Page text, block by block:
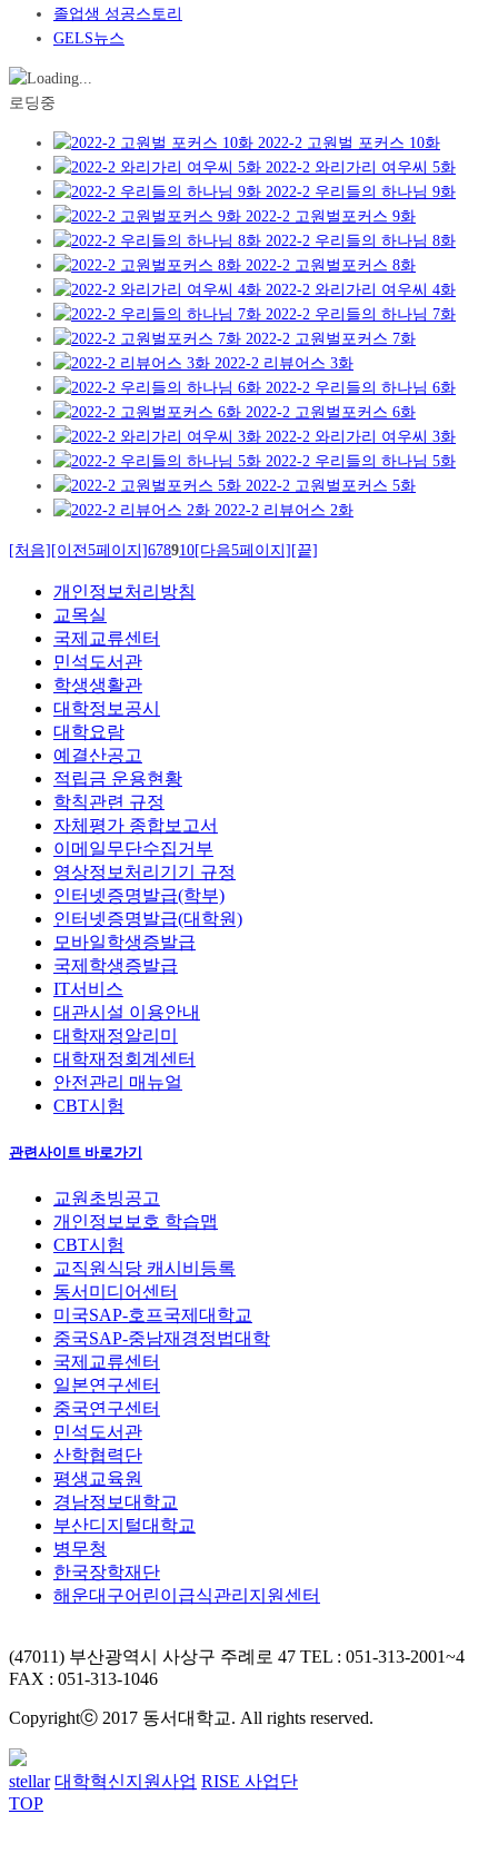
졸업생 성공스토리
GELS뉴스
로딩중
2022-2 고원벌 포커스 10화
2022-2 와리가리 여우씨 5화
2022-2 우리들의 하나님 9화
2022-2 고원벌포커스 9화
2022-2 우리들의 하나님 8화
2022-2 고원벌포커스 8화
2022-2 와리가리 여우씨 4화
2022-2 우리들의 하나님 7화
2022-2 고원벌포커스 7화
2022-2 리뷰어스 3화
2022-2 우리들의 하나님 6화
2022-2 고원벌포커스 6화
2022-2 와리가리 여우씨 3화
2022-2 우리들의 하나님 5화
2022-2 고원벌포커스 5화
2022-2 리뷰어스 2화
[처음][이전5페이지]678910[다음5페이지][끝]
개인정보처리방침
교목실
국제교류센터
민석도서관
학생생활관
대학정보공시
대학요람
예결산공고
적립금 운용현황
학칙관련 규정
자체평가 종합보고서
이메일무단수집거부
영상정보처리기기 규정
인터넷증명발급(학부)
인터넷증명발급(대학원)
모바일학생증발급
국제학생증발급
IT서비스
대관시설 이용안내
대학재정알리미
대학재정회계센터
안전관리 매뉴얼
CBT시험
관련사이트 바로가기
교원초빙공고
개인정보보호 학습맵
CBT시험
교직원식당 캐시비등록
동서미디어센터
미국SAP-호프국제대학교
중국SAP-중남재경정법대학
국제교류센터
일본연구센터
중국연구센터
민석도서관
산학협력단
평생교육원
경남정보대학교
부산디지털대학교
병무청
한국장학재단
해운대구어린이급식관리지원센터
(47011) 부산광역시 사상구 주례로 47 TEL : 051-313-2001~4
FAX : 051-313-1046
Copyrightⓒ 2017 동서대학교. All rights reserved.
stellar 대학혁신지원사업 RISE 사업단
TOP